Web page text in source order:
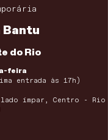
Bantu
do Rio
feira
entrada às 17h)
lado ímpar, Centro - Rio